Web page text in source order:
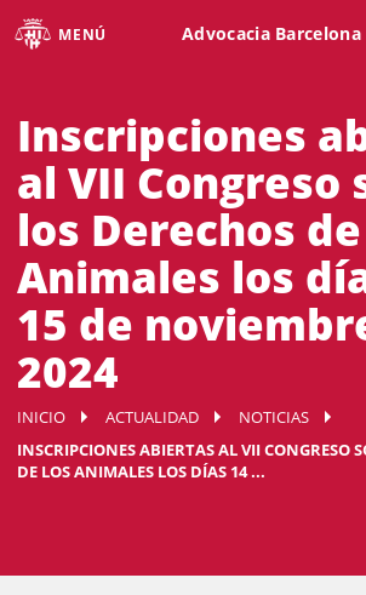
MENÚ Advocacia Barcelona
Inscripciones
al VII Congreso
los Derechos
Animales los
15 de
2024
INICIO ACTUALIDAD
NOTICIAS
INSCRIPCIONES ABIERTAS AL VII CONGRESO
DE LOS ANIMALES LOS DÍAS 14 ...